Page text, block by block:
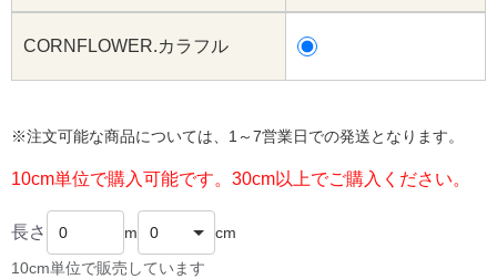
CORNFLOWER.カラフル
※注文可能な商品については、1～7営業日での発送となります。
10cm単位で購入可能です。30cm以上でご購入ください。
長さ m cm
10cm単位で販売しています